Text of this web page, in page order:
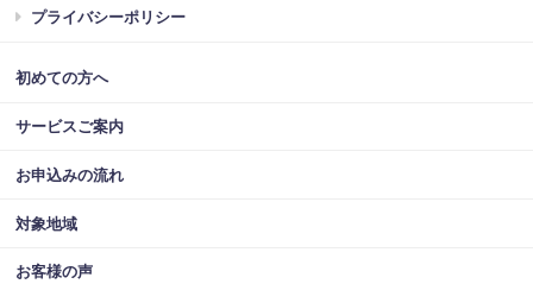
プライバシーポリシー
初めての方へ
サービスご案内
お申込みの流れ
対象地域
お客様の声